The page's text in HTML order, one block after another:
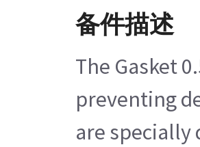
备件描述
The Gasket
preventing
are specially